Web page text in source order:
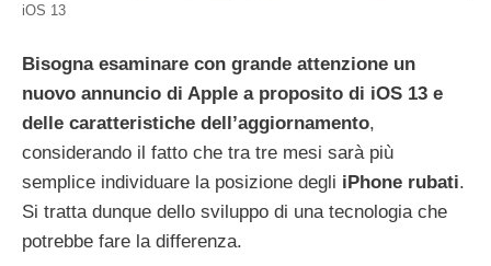
iOS 13
Bisogna esaminare con grande attenzione un
nuovo annuncio di Apple a proposito di iOS 13 e
delle caratteristiche dell’aggiornamento,
considerando il fatto che tra tre mesi sarà più
semplice individuare la posizione degli iPhone rubati.
Si tratta dunque dello sviluppo di una tecnologia che
potrebbe fare la differenza.